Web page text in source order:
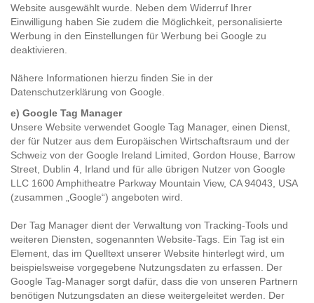
Website ausgewählt wurde. Neben dem Widerruf Ihrer
Einwilligung haben Sie zudem die Möglichkeit, personalisierte
Werbung in den Einstellungen für Werbung bei Google zu
deaktivieren.
Nähere Informationen hierzu finden Sie in der
Datenschutzerklärung von Google.
e) Google Tag Manager
Unsere Website verwendet Google Tag Manager, einen Dienst,
der für Nutzer aus dem Europäischen Wirtschaftsraum und der
Schweiz von der Google Ireland Limited, Gordon House, Barrow
Street, Dublin 4, Irland und für alle übrigen Nutzer von Google
LLC 1600 Amphitheatre Parkway Mountain View, CA 94043, USA
(zusammen „Google“) angeboten wird.
Der Tag Manager dient der Verwaltung von Tracking-Tools und
weiteren Diensten, sogenannten Website-Tags. Ein Tag ist ein
Element, das im Quelltext unserer Website hinterlegt wird, um
beispielsweise vorgegebene Nutzungsdaten zu erfassen. Der
Google Tag-Manager sorgt dafür, dass die von unseren Partnern
benötigen Nutzungsdaten an diese weitergeleitet werden. Der